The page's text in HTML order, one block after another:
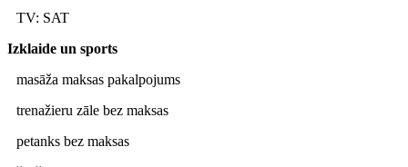
TV: SAT
Izklaide un sports
masāža maksas pakalpojums
trenažieru zāle bez maksas
petanks bez maksas